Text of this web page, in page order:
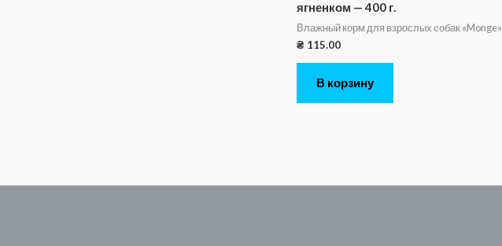
ягненком — 400 г.
Влажный корм для взрослых собак «Monge»
₴ 115.00
В корзину